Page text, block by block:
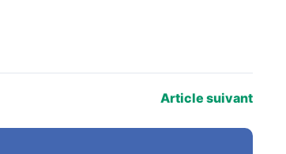
Article suivant